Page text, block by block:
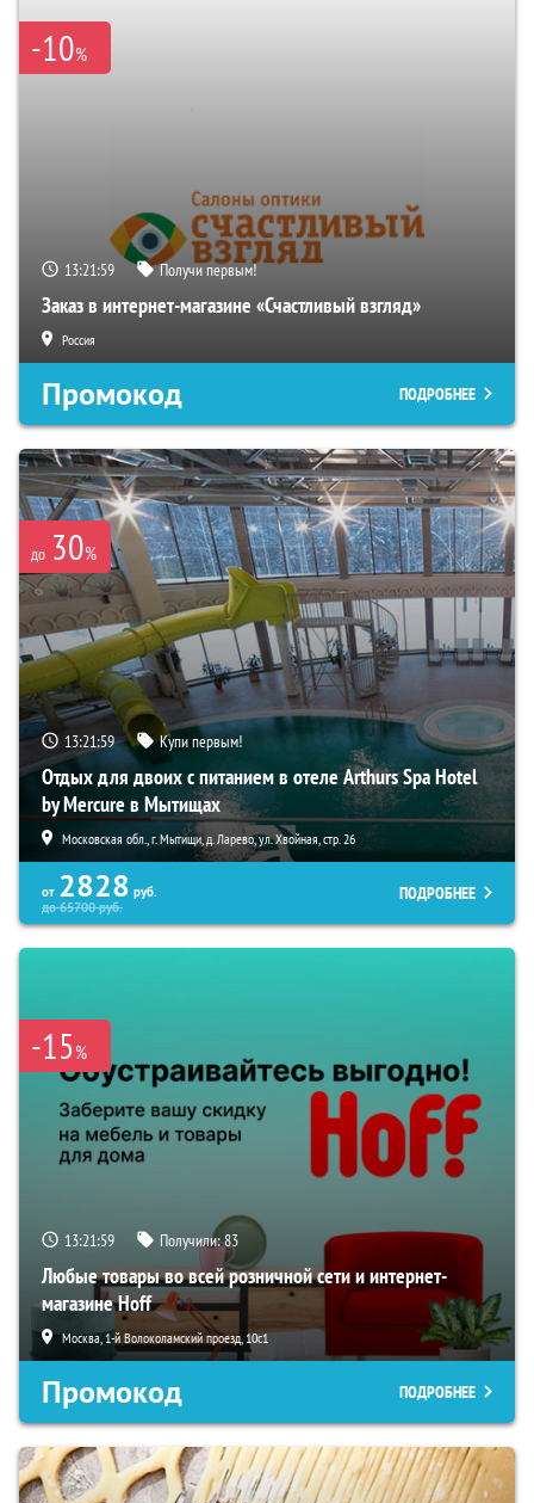
-10%
13:21:59 Получи первым!
Заказ в интернет-магазине «Счастливый взгляд»
Россия
Промокод ПОДРОБНЕЕ
до 30%
13:21:59 Купи первым!
Отдых для двоих с питанием в отеле Arthurs Spa Hotel
by Mercure в Мытищах
Московская обл., г. Мытищи, д. Ларево, ул. Хвойная, стр. 26
от 2828 руб.
до65700руб.
ПОДРОБНЕЕ
-15%
13:21:59 Получили:83
Любые товары во всей розничной сети и интернет-
магазине Hoff
Москва, 1-й Волоколамский проезд, 10с1
Промокод ПОДРОБНЕЕ